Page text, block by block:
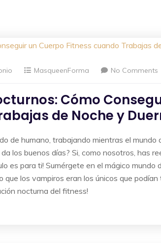
MasqueenForma No Comments
Cómo
de Noche y
de humano, trabajando mientras el mundo
los buenos días? Si, como nosotros, has
es para ti! Sumérgete en el mágico
que los vampiros eran los únicos que
nocturna del fitness!